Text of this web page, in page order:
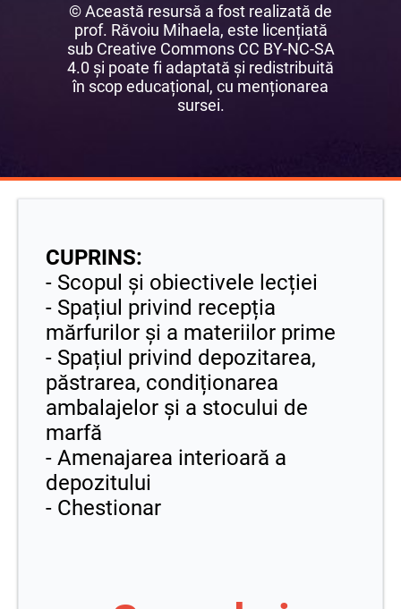
©Această resursă a fost realizată de
prof. Răvoiu Mihaela, este licențiată
sub Creative Commons CC BY-NC-SA
4.0 și poate fi adaptată și redistribuită
în scop educațional, cu menționarea
sursei.
CUPRINS:
- Scopul și obiectivele lecției
- Spațiul privind recepția
mărfurilor și a materiilor prime
- Spațiul privind depozitarea,
păstrarea, condiționarea
ambalajelor și a stocului de
marfă
- Amenajarea interioară a
depozitului
- Chestionar